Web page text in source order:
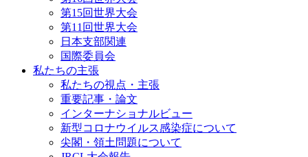
第15回世界大会
第11回世界大会
日本支部関連
国際委員会
私たちの主張
私たちの視点・主張
重要記事・論文
インターナショナルビュー
新型コロナウイルス感染症について
尖閣・領土問題について